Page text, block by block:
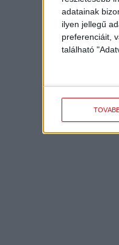
adatainak
ilyen jellegű
preferenciáit,
található